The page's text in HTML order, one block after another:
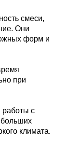
смеси,
Они
форм и
при
работы с
больших
климата.